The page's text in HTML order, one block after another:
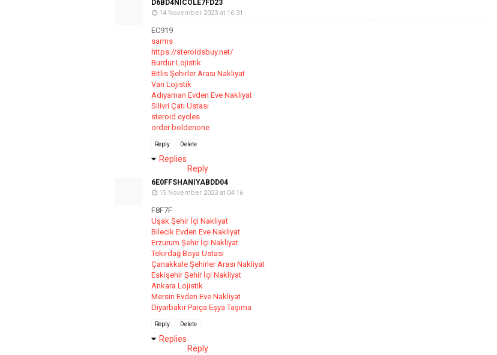
D6BD4NICOLE7FD23
14 November 2023 at 16:31
EC919
sarms
https://steroidsbuy.net/
Burdur Lojistik
Bitlis Şehirler Arası Nakliyat
Van Lojistik
Adıyaman Evden Eve Nakliyat
Silivri Çatı Ustası
steroid cycles
order boldenone
Reply Delete
Replies
Reply
6E0FFSHANIYABDD04
15 November 2023 at 04:16
F8F7F
Uşak Şehir İçi Nakliyat
Bilecik Evden Eve Nakliyat
Erzurum Şehir İçi Nakliyat
Tekirdağ Boya Ustası
Çanakkale Şehirler Arası Nakliyat
Eskişehir Şehir İçi Nakliyat
Ankara Lojistik
Mersin Evden Eve Nakliyat
Diyarbakır Parça Eşya Taşıma
Reply Delete
Replies
Reply